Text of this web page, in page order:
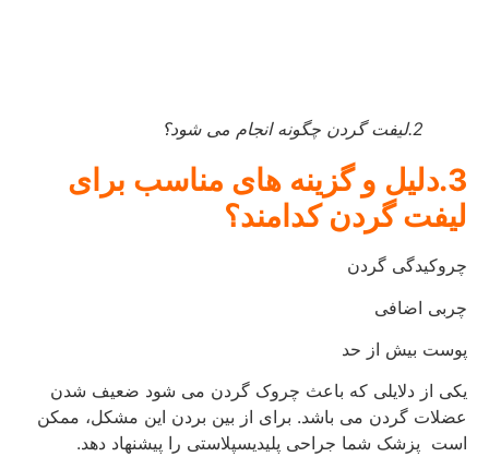
2.لیفت گردن چگونه انجام می شود؟
3.دلیل و گزینه های مناسب برای
لیفت گردن کدامند؟
چروکیدگی گردن
چربی اضافی
پوست بیش از حد
یکی از دلایلی که باعث چروک گردن می شود ضعیف شدن
عضلات گردن می باشد. برای از بین بردن این مشکل، ممکن
است پزشک شما جراحی پلیدیسپلاستی را پیشنهاد دهد.